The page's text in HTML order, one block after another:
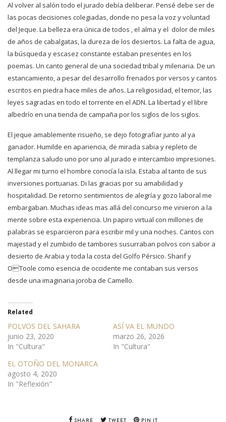
Al volver al salón todo el jurado debía deliberar. Pensé debe ser de
las pocas decisiones colegiadas, donde no pesa la voz y voluntad
del Jeque. La belleza era única de todos , el alma y el dolor de miles
de años de cabalgatas, la dureza de los desiertos. La falta de agua,
la búsqueda y escasez constante estaban presentes en los
poemas. Un canto general de una sociedad tribal y milenaria. De un
estancamiento, a pesar del desarrollo frenados por versos y cantos
escritos en piedra hace miles de años. La religiosidad, el temor, las
leyes sagradas en todo el torrente en el ADN. La libertad y el libre
albedrío en una tienda de campaña por los siglos de los siglos.
El jeque amablemente risueño, se dejo fotografiar junto al ya
ganador. Humilde en apariencia, de mirada sabia y repleto de
templanza saludo uno por uno al jurado e intercambio impresiones.
Al llegar mi turno el hombre conocía la isla. Estaba al tanto de sus
inversiones portuarias. Di las gracias por su amabilidad y
hospitalidad. De retorno sentimientos de alegría y gozo laboral me
embargaban. Muchas ideas mas allá del concurso me vinieron a la
mente sobre esta experiencia. Un papiro virtual con millones de
palabras se esparcieron para escribir mil y una noches. Cantos con
majestad y el zumbido de tambores susurraban polvos con sabor a
desierto de Arabia y toda la costa del Golfo Pérsico. Sharif y
OToole como esencia de occidente me contaban sus versos
desde una imaginaria joroba de Camello.
Related
POLVOS DEL SAHARA
junio 23, 2020
In "Cultura"
ASÍ VA EL MUNDO
marzo 26, 2026
In "Cultura"
EL OTOÑO DEL MONARCA
agosto 4, 2020
In "Reflexión"
SHARE TWEET PIN IT